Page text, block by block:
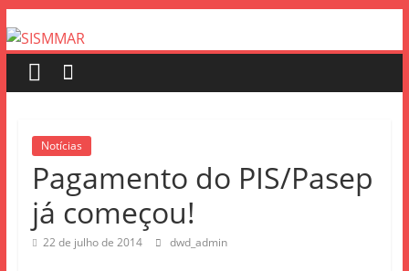
Notícias
Pagamento do PIS/Pasep
já começou!
22 de julho de 2014 dwd_admin